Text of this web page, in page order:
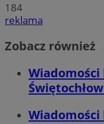
184
reklama
Zobacz również
Wiadomości